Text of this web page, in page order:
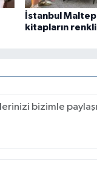
İstanbul
kitapların